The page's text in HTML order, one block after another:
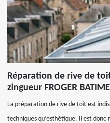
Réparation de rive de
zingueur FROGER
La préparation de rive de toit est
techniques qu’esthétique. Il est donc